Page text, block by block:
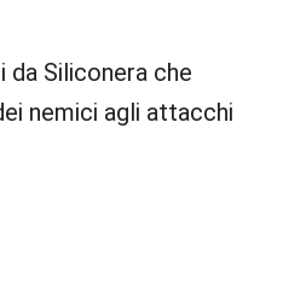
Siliconera che
nemici agli attacchi